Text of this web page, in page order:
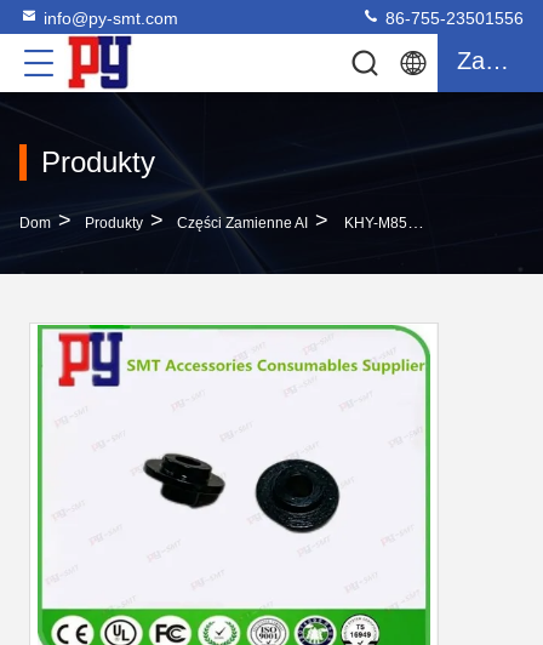
info@py-smt.com 86-755-23501556
Zacytować
Produkty
Dom > Produkty > Części Zamienne AI > KHY-M8527-BOX N210182059AA SPACER SMT Części Zamienne Do Sprzętu SMT